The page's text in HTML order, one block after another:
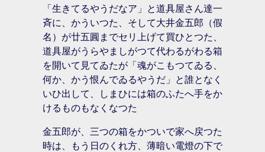
「生きてるやうだなア」と道具屋さん達一
斉に、かういつた、そして大井金五郎（假
名）が廿五圓までセリ上げて買ひとつた、
道具屋がうらやましがつて代わるがわる箱
を開いて見てゐたが「魂がこもつてゐる、
何か、かう恨んでゐるやうだ」と誰となく
いひ出して、しまひには箱のふたへ手をか
けるものもなくなつた
金五郎が、三つの箱をかついで家へ戻つた
時は、もう日のくれ方、薄暗い電燈の下で